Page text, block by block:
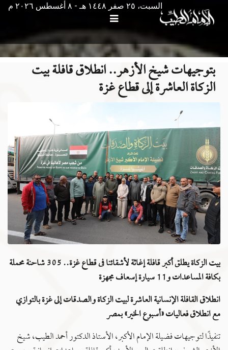
السبت، ٢٥ صفر ١٤٤٨ هـ - ۸ أغسطس ۲۰۲٦ م
بتوجيهات شيخ الأزهر.. انطلاق قافلة بيت
الزكاة العاشرة إلى قطاع غزة
بيت الزكاة يطلق أكبر قافلة إغاثة لأشقائنا فى قطاع غزة.. 305 شاحنة محملة
بكافة المساعدات و11 سيارة إسعاف مجهزة
انطلاق القافلة الإنسانية العاشرة لبيت الزكاة والصدقات إلى غزة بالتوازي
مع انطلاق فعاليات «أسبوع الخير» بمصر
تنفيذًا لتوجيهات فضيلة الإمام الأكبر، الأستاذ الدكتور أحمد الطيب، شيخ